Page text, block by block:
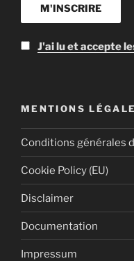
J'ai lu et accepte
MENTIONS
Conditions générales
Cookie Policy (EU)
Disclaimer
Documentation
Impressum